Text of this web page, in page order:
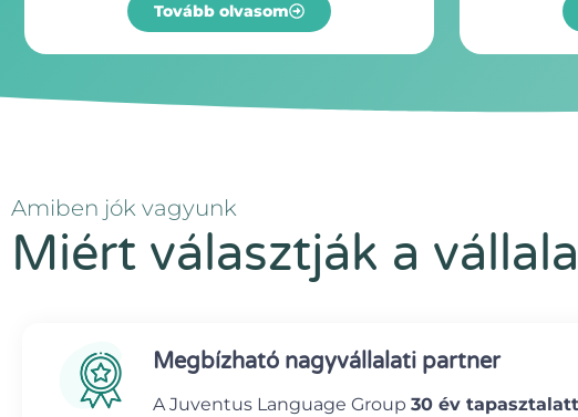
Tovább olvasom
Amiben jók vagyunk
Miért választják a
Megbízható nagyvállalati partner
A Juventus Language Group30 év